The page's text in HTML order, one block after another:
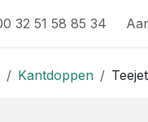
32 51 58 85 34
Kantdoppen